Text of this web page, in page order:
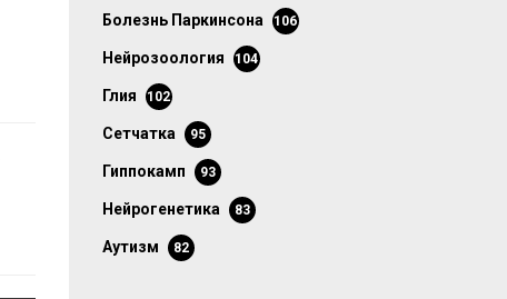
болезнь Паркинсона 106
нейрозоология 104
глия 102
сетчатка 95
гиппокамп 93
нейрогенетика 83
аутизм 82